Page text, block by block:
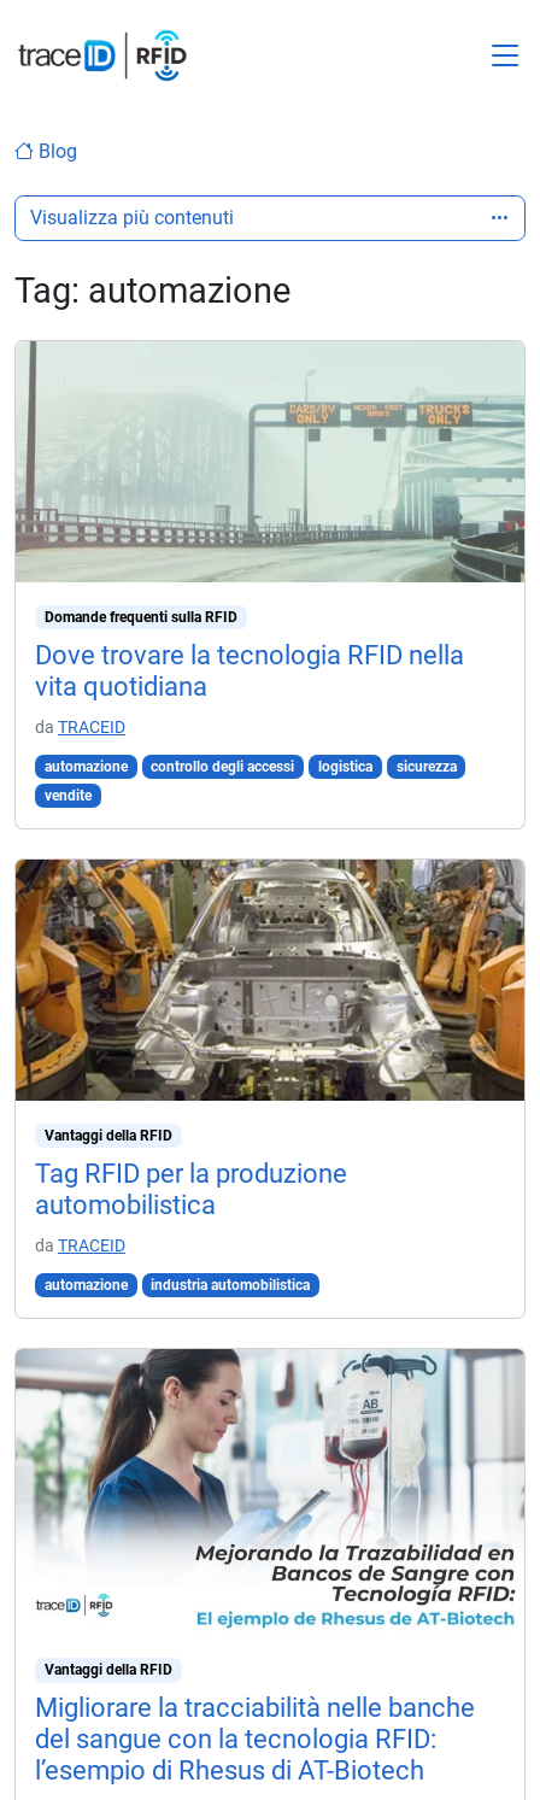
Blog
Tag: automazione
Domande frequenti sulla RFID
Dove trovare la tecnologia RFID nella
vita quotidiana
da TRACEID
automazione controllo degli accessi logistica
sicurezza
vendite
Vantaggi della RFID
Tag RFID per la produzione
automobilistica
da TRACEID
automazione industria automobilistica
Vantaggi della RFID
Migliorare la tracciabilità nelle banche
del sangue con la tecnologia RFID:
l’esempio di Rhesus di AT-Biotech
Visualizza più contenuti